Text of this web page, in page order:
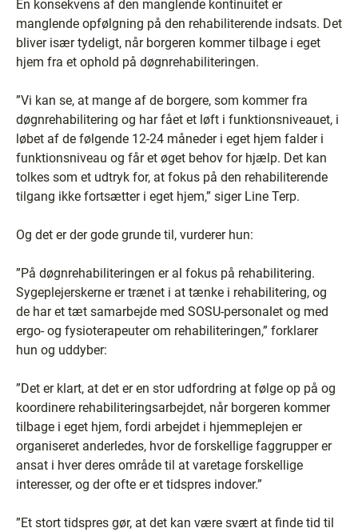
En konsekvens af den manglende kontinuitet er
manglende opfølgning på den rehabiliterende indsats. Det
bliver især tydeligt, når borgeren kommer tilbage i eget
hjem fra et ophold på døgnrehabiliteringen.
”Vi kan se, at mange af de borgere, som kommer fra
døgnrehabilitering og har fået et løft i funktionsniveauet, i
løbet af de følgende 12-24 måneder i eget hjem falder i
funktionsniveau og får et øget behov for hjælp. Det kan
tolkes som et udtryk for, at fokus på den rehabiliterende
tilgang ikke fortsætter i eget hjem,” siger Line Terp.
Og det er der gode grunde til, vurderer hun:
”På døgnrehabiliteringen er al fokus på rehabilitering.
Sygeplejerskerne er trænet i at tænke i rehabilitering, og
de har et tæt samarbejde med SOSU-personalet og med
ergo- og fysioterapeuter om rehabiliteringen,” forklarer
hun og uddyber:
”Det er klart, at det er en stor udfordring at følge op på og
koordinere rehabiliteringsarbejdet, når borgeren kommer
tilbage i eget hjem, fordi arbejdet i hjemmeplejen er
organiseret anderledes, hvor de forskellige faggrupper er
ansat i hver deres område til at varetage forskellige
interesser, og der ofte er et tidspres indover.”
”Et stort tidspres gør, at det kan være svært at finde tid til